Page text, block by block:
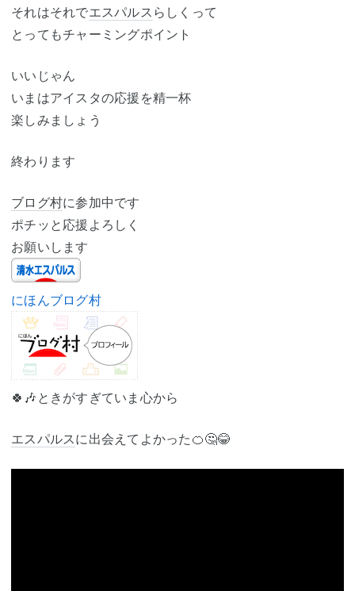
それはそれでエスパルス らしくって
とってもチャーミングポイント
いいじゃん
いまはアイスタの応援を精一杯
楽しみましょう
終わります
ブログ村に参加中です
ポチッと応援よろしく
お願いします
にほんブログ村
🍀🎶ときがすぎていま心から
エスパルスに出会えてよかった🍊🤔😂